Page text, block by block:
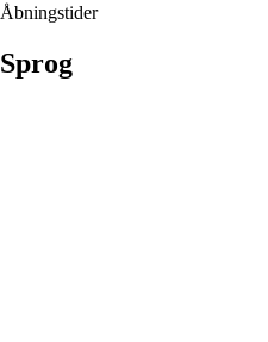
Åbningstider
Sprog